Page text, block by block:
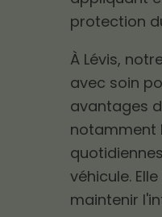
protection
À Lévis,
avec soin
avantages
notamment
véhicule.
maintenir